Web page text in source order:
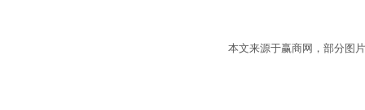
本文来源于赢商网，部分图